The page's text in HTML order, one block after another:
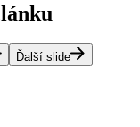
Ďalší slide